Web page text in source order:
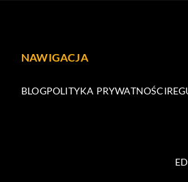
NAWIGACJA
BLOGPOLITYKA PRYWATNOŚCI